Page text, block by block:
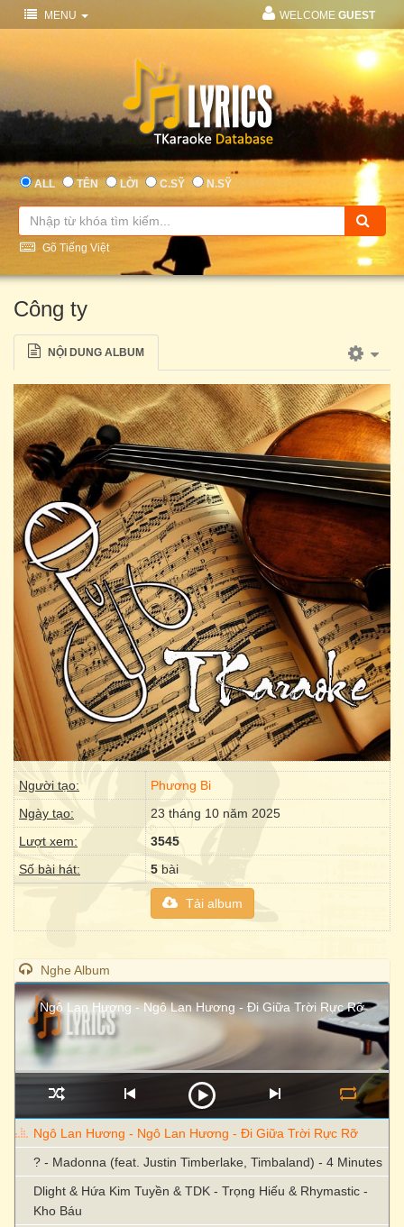
MENU WELCOME GUEST
ALL TÊN LỜI C.SỸ N.SỸ
Gõ Tiếng Việt
Công ty
NỘI DUNG ALBUM
Người tạo:
Phương Bi
Ngày tạo:
23 tháng 10 năm 2025
Lượt xem:
3545
Số bài hát:
5 bài
Tải album
Nghe Album
Ngô Lan Hương - Ngô Lan Hương - Đi Giữa Trời Rực Rỡ
Ngô Lan Hương - Ngô Lan Hương - Đi Giữa Trời Rực Rỡ
? - Madonna (feat. Justin Timberlake, Timbaland) - 4 Minutes
Dlight & Hứa Kim Tuyền & TDK - Trọng Hiếu & Rhymastic -
Kho Báu